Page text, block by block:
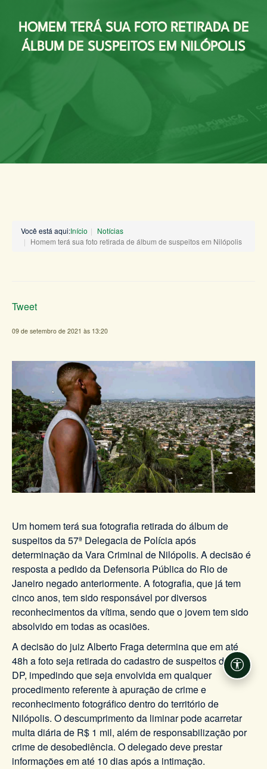
HOMEM TERÁ SUA FOTO RETIRADA DE
ÁLBUM DE SUSPEITOS EM NILÓPOLIS
Você está aqui:Início
Notícias
Homem terá sua foto retirada de álbum de suspeitos em Nilópolis
Tweet
09 de setembro de 2021 às 13:20
Um homem terá sua fotografia retirada do álbum de
suspeitos da 57ª Delegacia de Polícia após
determinação da Vara Criminal de Nilópolis. A decisão é
resposta a pedido da Defensoria Pública do Rio de
Janeiro negado anteriormente. A fotografia, que já tem
cinco anos, tem sido responsável por diversos
reconhecimentos da vítima, sendo que o jovem tem sido
absolvido em todas as ocasiões.
A decisão do juiz Alberto Fraga determina que em até
48h a foto seja retirada do cadastro de suspeitos da 57ª
DP, impedindo que seja envolvida em qualquer
procedimento referente à apuração de crime e
reconhecimento fotográfico dentro do território de
Nilópolis. O descumprimento da liminar pode acarretar
multa diária de R$ 1 mil, além de responsabilização por
crime de desobediência. O delegado deve prestar
informações em até 10 dias após a intimação.